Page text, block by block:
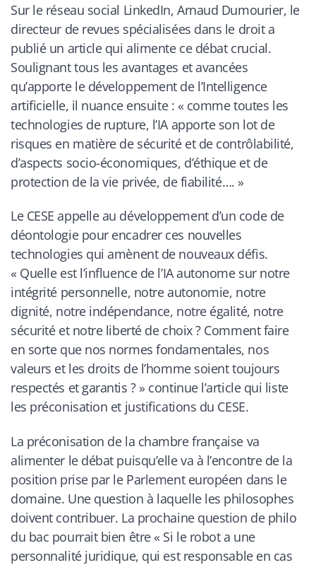
Sur le réseau social LinkedIn, Arnaud Dumourier, le
directeur de revues spécialisées dans le droit a
publié un article qui alimente ce débat crucial.
Soulignant tous les avantages et avancées
qu’apporte le développement de l’Intelligence
artificielle, il nuance ensuite : « comme toutes les
technologies de rupture, l’IA apporte son lot de
risques en matière de sécurité et de contrôlabilité,
d’aspects socio-économiques, d’éthique et de
protection de la vie privée, de fiabilité…. »
Le CESE appelle au développement d’un code de
déontologie pour encadrer ces nouvelles
technologies qui amènent de nouveaux défis.
« Quelle est l’influence de l’IA autonome sur notre
intégrité personnelle, notre autonomie, notre
dignité, notre indépendance, notre égalité, notre
sécurité et notre liberté de choix ? Comment faire
en sorte que nos normes fondamentales, nos
valeurs et les droits de l’homme soient toujours
respectés et garantis ? » continue l’article qui liste
les préconisation et justifications du CESE.
La préconisation de la chambre française va
alimenter le débat puisqu’elle va à l’encontre de la
position prise par le Parlement européen dans le
domaine. Une question à laquelle les philosophes
doivent contribuer. La prochaine question de philo
du bac pourrait bien être « Si le robot a une
personnalité juridique, qui est responsable en cas